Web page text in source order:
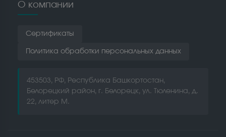
О компании
Сертификаты
Политика обработки персональных данных
453503, РФ, Республика Башкортостан,
Белорецкий район, г. Белорецк, ул. Тюленина, д.
22, литер М.